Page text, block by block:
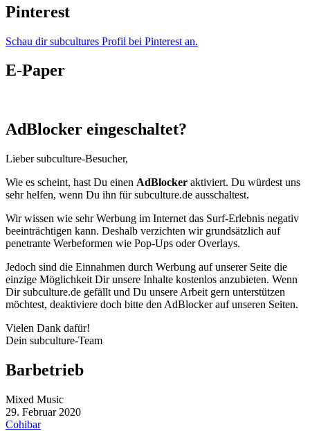
Pinterest
Schau dir subcultures Profil bei Pinterest an.
E-Paper
AdBlocker eingeschaltet?
Lieber subculture-Besucher,
Wie es scheint, hast Du einen AdBlocker aktiviert. Du würdest uns
sehr helfen, wenn Du ihn für subculture.de ausschaltest.
Wir wissen wie sehr Werbung im Internet das Surf-Erlebnis negativ
beeinträchtigen kann. Deshalb verzichten wir grundsätzlich auf
penetrante Werbeformen wie Pop-Ups oder Overlays.
Jedoch sind die Einnahmen durch Werbung auf unserer Seite die
einzige Möglichkeit Dir unsere Inhalte kostenlos anzubieten. Wenn
Dir subculture.de gefällt und Du unsere Arbeit gern unterstützen
möchtest, deaktiviere doch bitte den AdBlocker auf unseren Seiten.
Vielen Dank dafür!
Dein subculture-Team
Barbetrieb
Mixed Music
29. Februar 2020
Cohibar